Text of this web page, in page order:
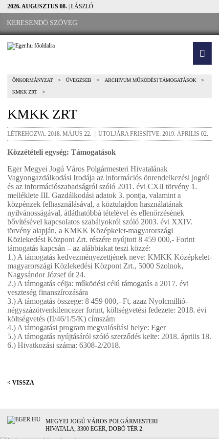
2026. AUGUSZTUS 08. | LÁSZLÓ
ÖNKORMÁNYZAT > ÜVEGZSEB > ARCHIVUM MŰKÖDÉSI TÁMOGATÁSOK >
KMKK ZRT >
KMKK ZRT
LÉTREHOZVA: 2018. MÁJUS 22. | UTOLJÁRA FRISSÍTVE: 2019. ÁPRILIS 02.
Közzétételi egység: Támogatások
Eger Megyei Jogú Város Polgármesteri Hivatalának
Vagyongazdálkodási Irodája az információs önrendelkezési jogról
és az információszabadságról szóló 2011. évi CXII törvény 1.
melléklete III. Gazdálkodási adatok 3. pontja, valamint a
közpénzek felhasználásával, a köztulajdon használatának
nyilvánosságával, átláthatóbbá tételével és ellenőrzésének
bővítésével kapcsolatos szabályokról szóló 2003. évi XXIV.
törvény alapján, a KMKK Középkelet-magyarországi
Közlekedési Központ Zrt. részére nyújtott 8 459 000,- Forint
támogatás kapcsán – az alábbiakat teszi közzé:
1.) A támogatás kedvezményezettjének neve: KMKK Középkelet-
magyarországi Közlekedési Központ Zrt., 5000 Szolnok,
Nagysándor József út 24.
2.) A támogatás célja: működési célú támogatás a 2017. évi
veszteség finanszírozására
3.) A támogatás összege: 8 459 000,- Ft, azaz Nyolcmillió-
négyszázötvenkilencezer forint, költségvetési fedezete: 2018. évi
költségvetés (II/46/1/5/K) címszám
4.) A támogatási program megvalósítási helye: Eger
5.) A támogatás nyújtásáról szóló szerződés kelte: 2018. április 18.
6.) Hivatkozási száma: 6308-2/2018.
< VISSZA
MEGYEI JOGÚ VÁROS POLGÁRMESTERI
HIVATALA, 3300 EGER, DOBÓ TÉR 2.